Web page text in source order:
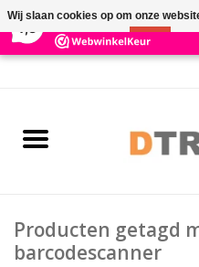
3 Reviews
BARCODESCANNERS
HULP BIJ INSTALLATIE
Producten getagd
barcodescanner
Wij slaan cookies op om onze
Nee